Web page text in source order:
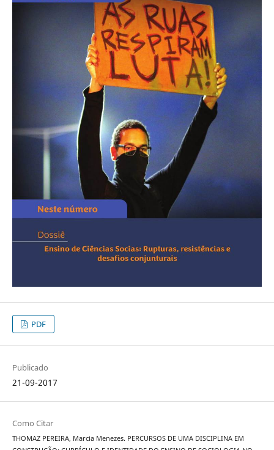
PDF
Publicado
21-09-2017
Como Citar
THOMAZ PEREIRA, Marcia Menezes. PERCURSOS DE UMA DISCIPLINA EM